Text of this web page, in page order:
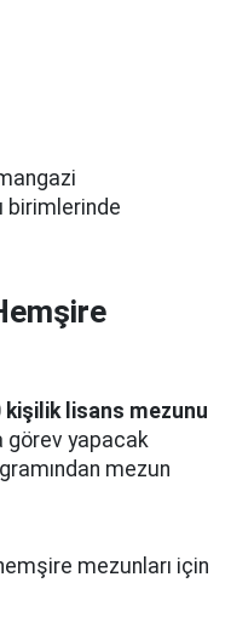
birimlerinde
kişilik lisans mezunu
görev yapacak
mezun
mezunları için